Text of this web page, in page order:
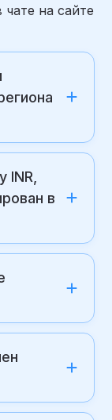
на сайте
INR,
в